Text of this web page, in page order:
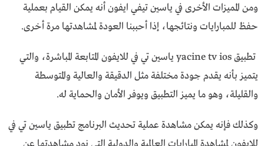
ومن المميزات الأخرى في ياسين تيفي ايفون أنه يمكن القيام بعملية
حفظ للمبارايات ونتائجها، إذا أحببنا العودة لمشاهدتها مرة أخرى.
تطبيقyacine tv ios ياسين تي في للايفون المتابعة المباشرة، والتي
يتميز بأنه يقدم جودة مختلفة مثل الدقيقة والعالية والمتوسطة
والقليلة، وهو ما يميز التطبيق ويوفر الأمان والحماية له.
وكذلك فإنه يمكن مشاهدة عملية تحديث البرنامج تطبيق ياسين تي في